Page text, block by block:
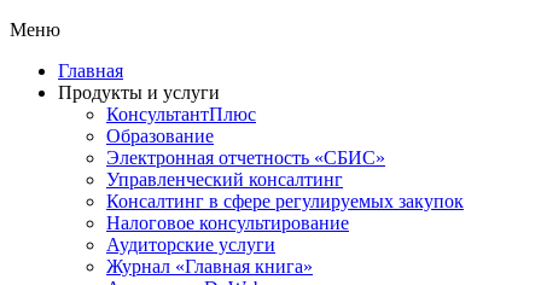
Меню
Главная
Продукты и услуги
КонсультантПлюс
Образование
Электронная отчетность «СБИС»
Управленческий консалтинг
Консалтинг в сфере регулируемых закупок
Налоговое консультирование
Аудиторские услуги
Журнал «Главная книга»